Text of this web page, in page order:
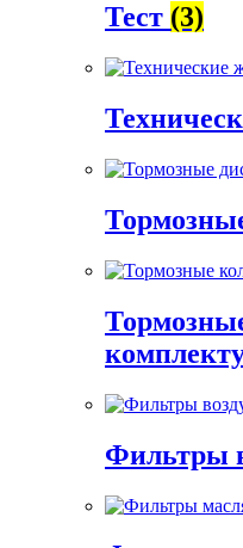
Тест (3)
Фильтры